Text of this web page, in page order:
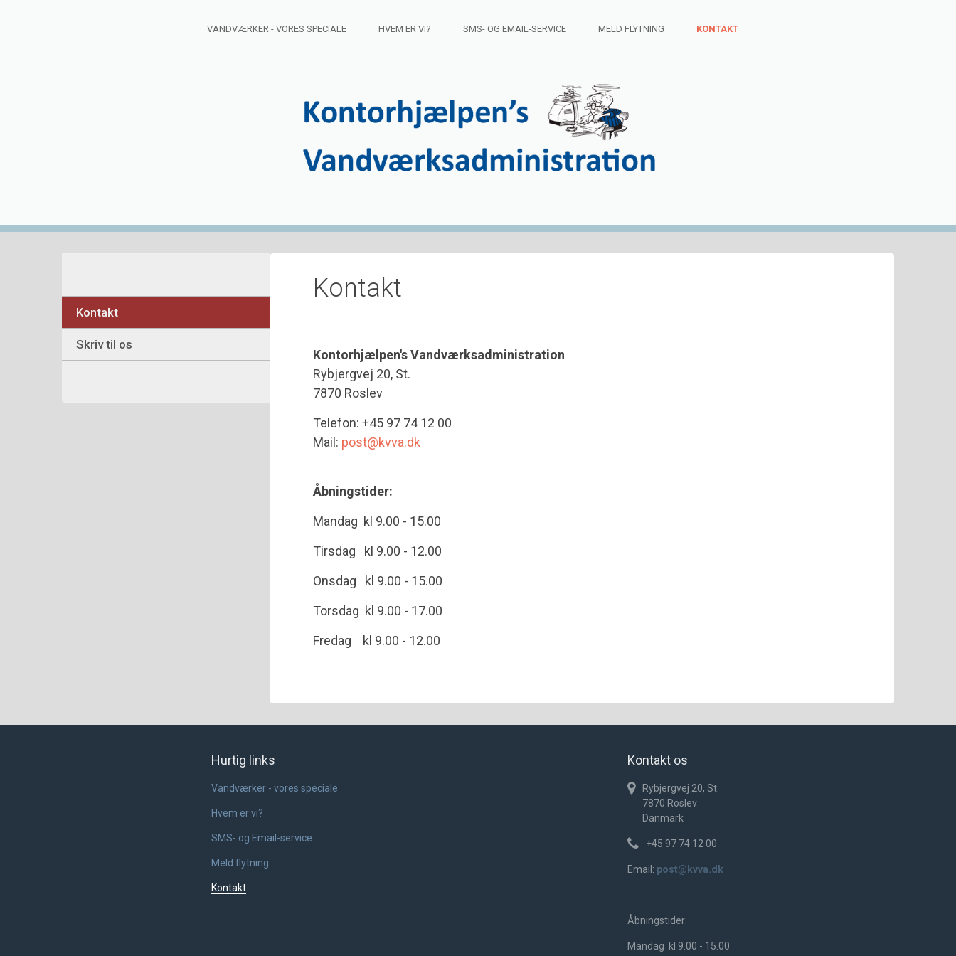
VANDVÆRKER - VORES SPECIALE HVEM ER VI? SMS- OG EMAIL-SERVICE MELD FLYTNING KONTAKT
Kontakt
Skriv til os
Kontakt
Kontorhjælpen's Vandværksadministration
Rybjergvej 20, St.
7870 Roslev
Telefon: +45 97 74 12 00
Mail: post@kvva.dk
Åbningstider:
Mandag kl 9.00 - 15.00
Tirsdag kl 9.00 - 12.00
Onsdag kl 9.00 - 15.00
Torsdag kl 9.00 - 17.00
Fredag kl 9.00 - 12.00
Hurtig links
Vandværker - vores speciale
Hvem er vi?
SMS- og Email-service
Meld flytning
Kontakt
Kontakt os
Rybjergvej 20, St.
7870 Roslev
Danmark
+45 97 74 12 00
Email: post@kvva.dk
Åbningstider:
Mandag kl 9.00 - 15.00